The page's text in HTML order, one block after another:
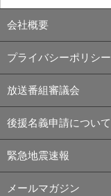
会社概要
プライバシーポリシー
放送番組審議会
後援名義申請について
緊急地震速報
メールマガジン